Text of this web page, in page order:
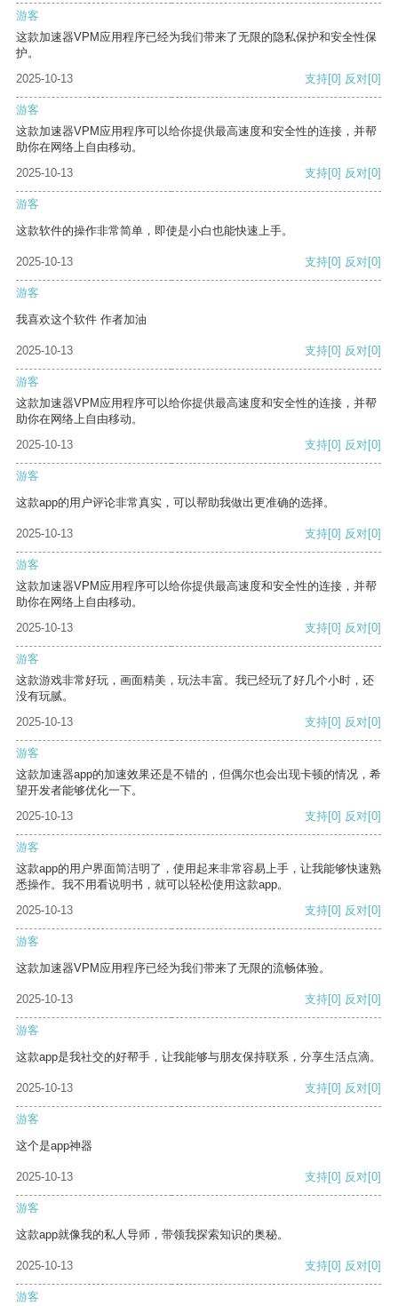
游客
这款加速器VPM应用程序已经为我们带来了无限的隐私保护和安全性保
护。
2025-10-13
支持[0] 反对[0]
游客
这款加速器VPM应用程序可以给你提供最高速度和安全性的连接，并帮
助你在网络上自由移动。
2025-10-13
支持[0] 反对[0]
游客
这款软件的操作非常简单，即使是小白也能快速上手。
2025-10-13 支持[0] 反对[0]
游客
我喜欢这个软件 作者加油
2025-10-13 支持[0] 反对[0]
游客
这款加速器VPM应用程序可以给你提供最高速度和安全性的连接，并帮
助你在网络上自由移动。
2025-10-13
支持[0] 反对[0]
游客
这款app的用户评论非常真实，可以帮助我做出更准确的选择。
2025-10-13 支持[0] 反对[0]
游客
这款加速器VPM应用程序可以给你提供最高速度和安全性的连接，并帮
助你在网络上自由移动。
2025-10-13
支持[0] 反对[0]
游客
这款游戏非常好玩，画面精美，玩法丰富。我已经玩了好几个小时，还
没有玩腻。
2025-10-13
支持[0] 反对[0]
游客
这款加速器app的加速效果还是不错的，但偶尔也会出现卡顿的情况，希
望开发者能够优化一下。
2025-10-13
支持[0] 反对[0]
游客
这款app的用户界面简洁明了，使用起来非常容易上手，让我能够快速熟
悉操作。我不用看说明书，就可以轻松使用这款app。
2025-10-13
支持[0] 反对[0]
游客
这款加速器VPM应用程序已经为我们带来了无限的流畅体验。
2025-10-13 支持[0] 反对[0]
游客
这款app是我社交的好帮手，让我能够与朋友保持联系，分享生活点滴。
2025-10-13 支持[0] 反对[0]
游客
这个是app神器
2025-10-13 支持[0] 反对[0]
游客
这款app就像我的私人导师，带领我探索知识的奥秘。
2025-10-13 支持[0] 反对[0]
游客